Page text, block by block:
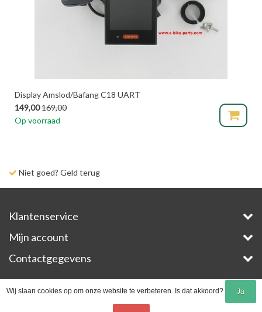
Display Amslod/Bafang C18 UART
149,00169,00
Op voorraad
Niet goed? Geld terug
Klantenservice
Mijn account
Contactgegevens
InStijl Media
Wij slaan cookies op om onze website te verbeteren. Is dat akkoord? Ja